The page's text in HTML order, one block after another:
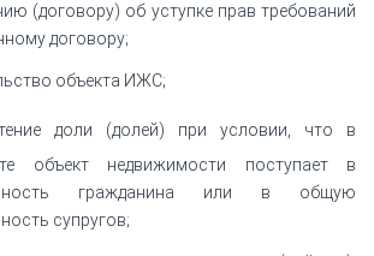
(договору) об уступке прав требований
договору;
объекта ИЖС;
доли (долей) при условии, что в
объект недвижимости поступает в
гражданина или в общую
супругов;